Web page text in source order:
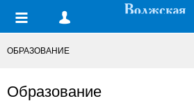
ОБРАЗОВАНИЕ
Образование